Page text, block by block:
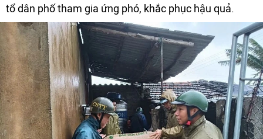
tổ dân phố tham gia ứng phó, khắc phục hậu quả.